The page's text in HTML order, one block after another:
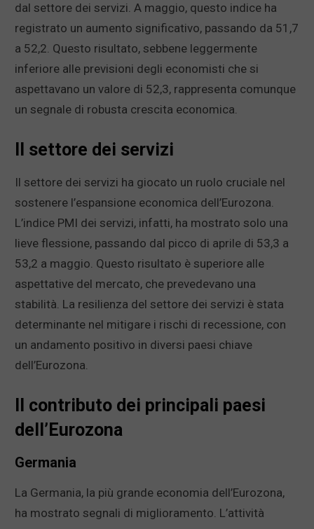
dal settore dei servizi. A maggio, questo indice ha
registrato un aumento significativo, passando da 51,7
a 52,2. Questo risultato, sebbene leggermente
inferiore alle previsioni degli economisti che si
aspettavano un valore di 52,3, rappresenta comunque
un segnale di robusta crescita economica.
Il settore dei servizi
Il settore dei servizi ha giocato un ruolo cruciale nel
sostenere l’espansione economica dell’Eurozona.
L’indice PMI dei servizi, infatti, ha mostrato solo una
lieve flessione, passando dal picco di aprile di 53,3 a
53,2 a maggio. Questo risultato è superiore alle
aspettative del mercato, che prevedevano una
stabilità. La resilienza del settore dei servizi è stata
determinante nel mitigare i rischi di recessione, con
un andamento positivo in diversi paesi chiave
dell’Eurozona.
Il contributo dei principali paesi
dell’Eurozona
Germania
La Germania, la più grande economia dell’Eurozona,
ha mostrato segnali di miglioramento. L’attività